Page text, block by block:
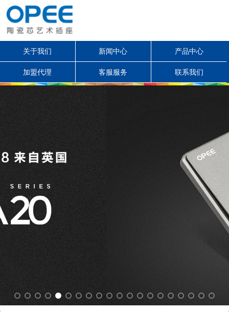
关于我们 新闻中心 产品中心
加盟代理 客服服务 联系我们